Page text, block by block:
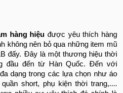
hàng hiệu được yêu thích hàng
không nên bỏ qua những item mũ
đấy. Đây là một thương hiệu thời
đầu đến từ Hàn Quốc. Đến với
dạng trong các lựa chọn như áo
quần short, phụ kiện thời trang,....